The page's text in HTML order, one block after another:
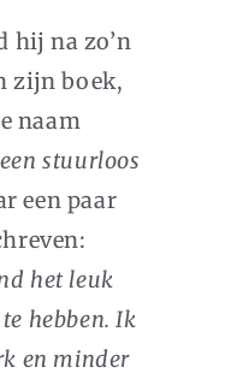
hij na zo’n
zijn boek,
naam
stuurloos
een paar
hebben. Ik
en minder